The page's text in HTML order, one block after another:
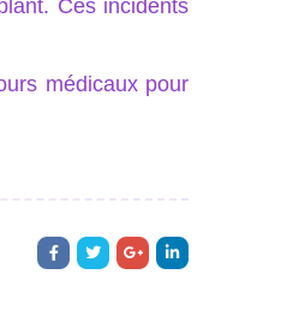
Ces incidents
médicaux pour